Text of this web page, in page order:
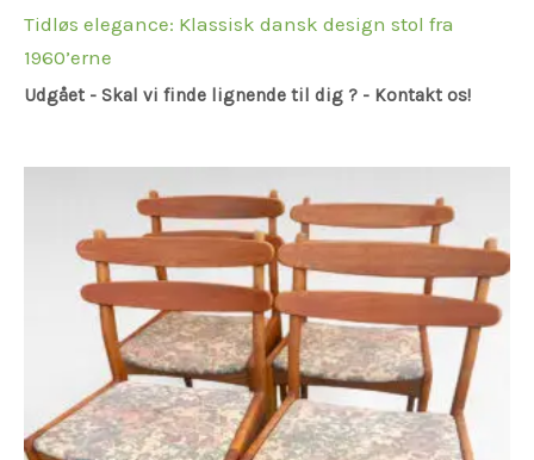
Tidløs elegance: Klassisk dansk design stol fra
1960’erne
Udgået - Skal vi finde lignende til dig ? - Kontakt os!